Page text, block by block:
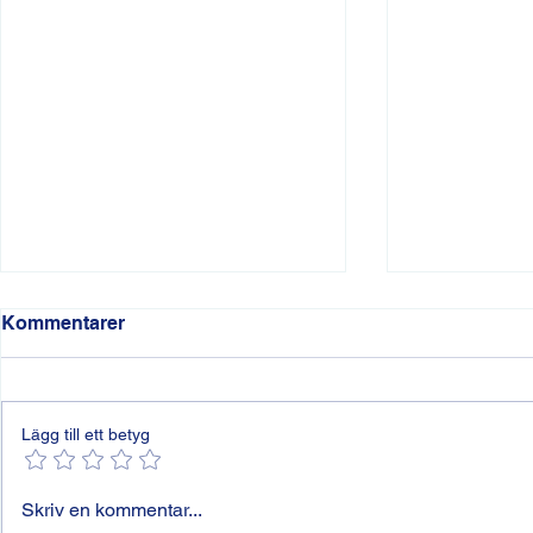
Säkerhetsdörr – en
Kommentarer
Lägg till ett betyg
Skriv en kommentar...